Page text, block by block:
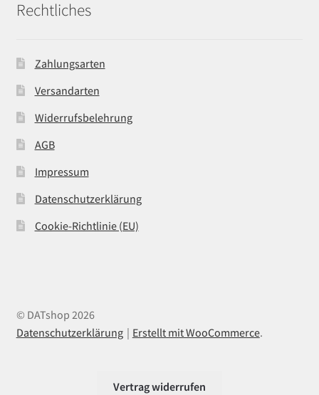
Rechtliches
Zahlungsarten
Versandarten
Widerrufsbelehrung
AGB
Impressum
Datenschutzerklärung
Cookie-Richtlinie (EU)
© DATshop 2026
Datenschutzerklärung
Erstellt mit WooCommerce.
Vertrag widerrufen